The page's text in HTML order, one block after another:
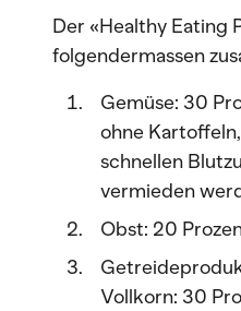
Der «Healthy Eating
folgendermassen
Gemüse: 30
ohne
schnellen
vermieden
Obst: 20
Vollkorn: 30